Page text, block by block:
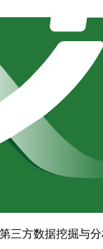
三方数据挖掘与